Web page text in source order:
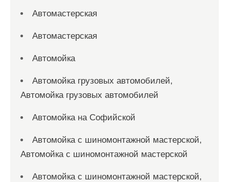
Автомастерская
Автомастерская
Автомойка
Автомойка грузовых автомобилей,
Автомойка грузовых автомобилей
Автомойка на Софийской
Автомойка с шиномонтажной мастерской,
Автомойка с шиномонтажной мастерской
Автомойка с шиномонтажной мастерской,